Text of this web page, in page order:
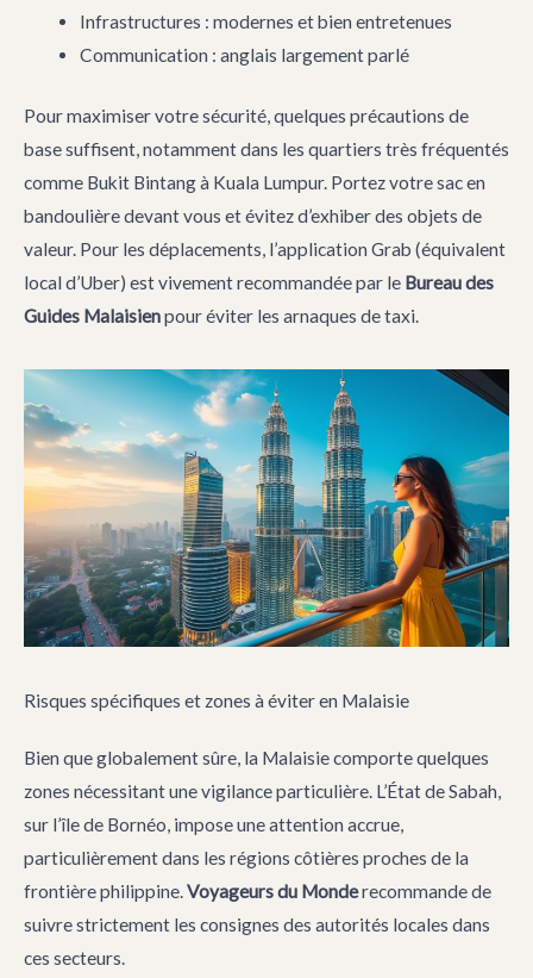
Infrastructures : modernes et bien entretenues
Communication : anglais largement parlé
Pour maximiser votre sécurité, quelques précautions de
base suffisent, notamment dans les quartiers très fréquentés
comme Bukit Bintang à Kuala Lumpur. Portez votre sac en
bandoulière devant vous et évitez d’exhiber des objets de
valeur. Pour les déplacements, l’application Grab (équivalent
local d’Uber) est vivement recommandée par le Bureau des
Guides Malaisienpour éviter les arnaques de taxi.
Risques spécifiques et zones à éviter en Malaisie
Bien que globalement sûre, la Malaisie comporte quelques
zones nécessitant une vigilance particulière. L’État de Sabah,
sur l’île de Bornéo, impose une attention accrue,
particulièrement dans les régions côtières proches de la
frontière philippine.Voyageurs du Monderecommande de
suivre strictement les consignes des autorités locales dans
ces secteurs.